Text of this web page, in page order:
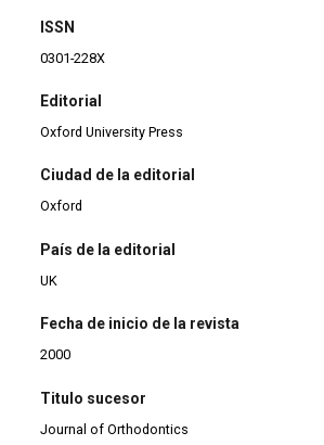
ISSN
0301-228X
Editorial
Oxford University Press
Ciudad de la editorial
Oxford
País de la editorial
UK
Fecha de inicio de la revista
2000
Titulo sucesor
Journal of Orthodontics